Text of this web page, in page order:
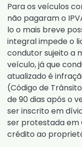
Para os veículos
não pagaram o
lo o mais breve
integral impede o
condutor sujeito a
veículo, já que
atualizado é
(Código de
de 90 dias após o
ser inscrito em
ser protestada em
crédito ao